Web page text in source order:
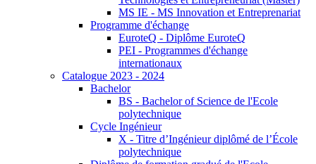
MS IE - MS Innovation et Entreprenariat
Programme d'échange
EuroteQ - Diplôme EuroteQ
PEI - Programmes d'échange
internationaux
Catalogue 2023 - 2024
Bachelor
BS - Bachelor of Science de l'Ecole
polytechnique
Cycle Ingénieur
X - Titre d’Ingénieur diplômé de l’École
polytechnique